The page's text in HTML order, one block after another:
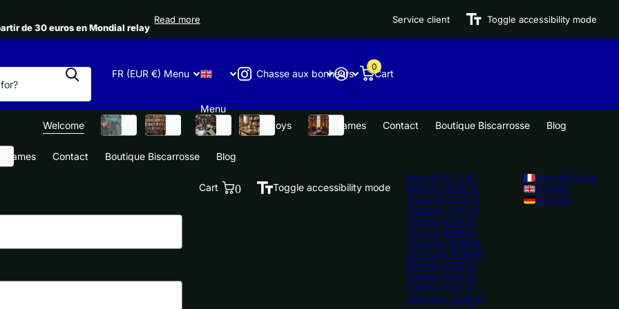
de 30 euros en Mondial relay
Read more Service client Toggle accessibility mode
FR (EUR €) Menu
Menu
Chasse aux bonheurs Cart
0
Welcome
Books Cinéma Music games toys video games Contact Boutique Biscarrosse Blog
games Contact Boutique Biscarrosse
Blog
Cart 0 Toggle accessibility mode
Austria (EUR €)
Belgium (EUR €)
Bulgaria (EUR €)
Canada (CAD $)
Croatia (EUR €)
Cyprus (EUR €)
Czechia (EUR €)
Denmark (EUR €)
Estonia (EUR €)
Finland (EUR €)
France (EUR €)
Germany (EUR €)
français
English
Deutsch
Close